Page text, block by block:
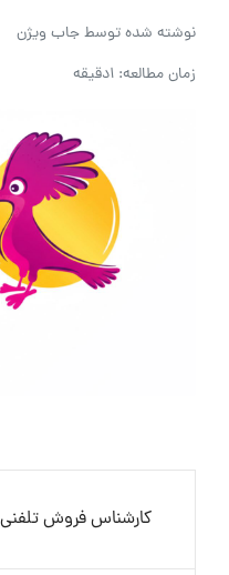
نوشته شده توسطجاب ویژن
زمان مطالعه: 1دقیقه
کارشناس فروش تلفنی